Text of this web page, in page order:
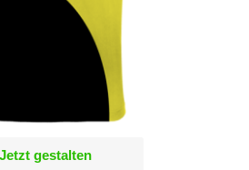
Jetzt gestalten